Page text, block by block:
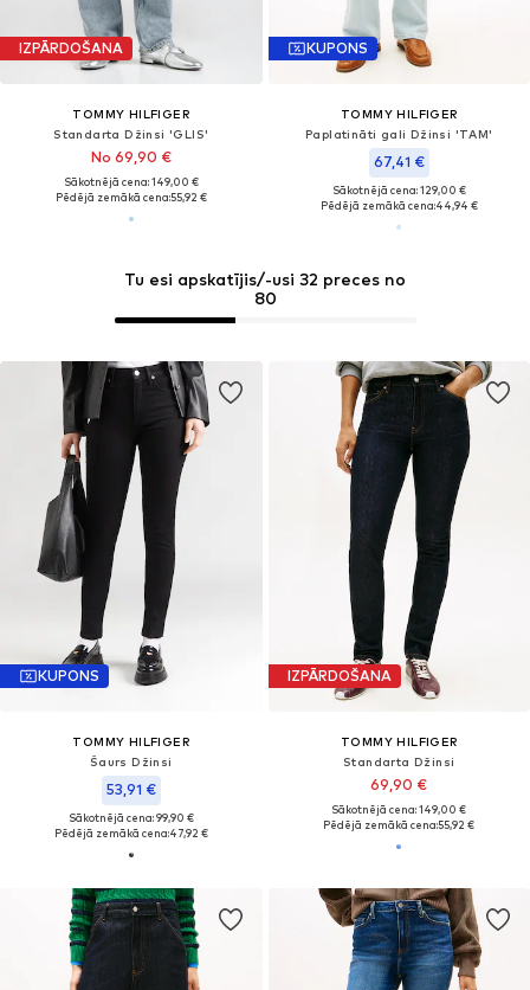
IZPĀRDOŠANA
TOMMY HILFIGER
Standarta Džinsi 'GLIS'
No 69,90 €
Sākotnējā cena: 149,00 €
Pēdējā zemākā cena:55,92 €
KUPONS
TOMMY HILFIGER
Paplatināti gali Džinsi 'TAM'
67,41 €
Sākotnējā cena: 129,00 €
Pēdējā zemākā cena:44,94 €
KUPONS
TOMMY HILFIGER
Šaurs Džinsi
53,91 €
Sākotnējā cena: 99,90 €
Pēdējā zemākā cena:47,92 €
IZPĀRDOŠANA
TOMMY HILFIGER
Standarta Džinsi
69,90 €
Sākotnējā cena: 149,00 €
Pēdējā zemākā cena:55,92 €
Tu esi apskatījis/-usi 32 preces no
80